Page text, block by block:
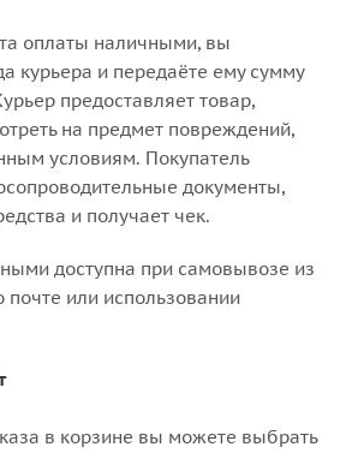
оплаты наличными, вы
курьера и передаёте ему сумму
предоставляет товар,
на предмет повреждений,
условиям. Покупатель
документы,
и получает чек.
доступна при самовывозе из
почте или использовании
в корзине вы можете выбрать